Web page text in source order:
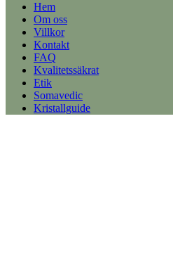
Hem
Om oss
Villkor
Kontakt
FAQ
Kvalitetssäkrat
Etik
Somavedic
Kristallguide